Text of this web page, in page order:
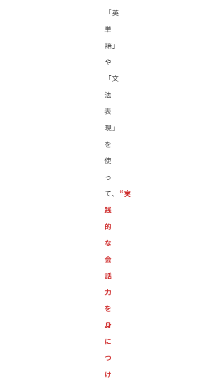
「英
単
語」
や
「文
法
表
現」
を
使
っ
て、 “実
践
的
な
会
話
力
を
身
に
つ
け